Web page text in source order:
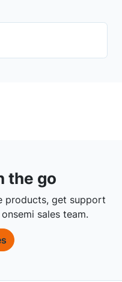
the go
products, get support
sales team.